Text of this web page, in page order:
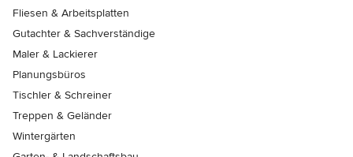
Fliesen & Arbeitsplatten
Gutachter & Sachverständige
Maler & Lackierer
Planungsbüros
Tischler & Schreiner
Treppen & Geländer
Wintergärten